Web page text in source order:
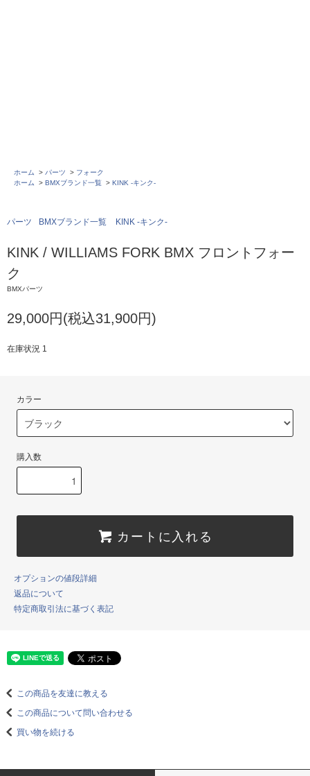
ホーム > パーツ > フォーク
ホーム
> BMXブランド一覧 > KINK -キンク-
パーツ BMXブランド一覧 KINK -キンク-
KINK / WILLIAMS FORK BMX フロントフォー
ク
BMXパーツ
29,000円(税込31,900円)
在庫状況 1
カラー
購入数
カートに入れる
オプションの値段詳細
返品について
特定商取引法に基づく表記
この商品を友達に教える
この商品について問い合わせる
買い物を続ける